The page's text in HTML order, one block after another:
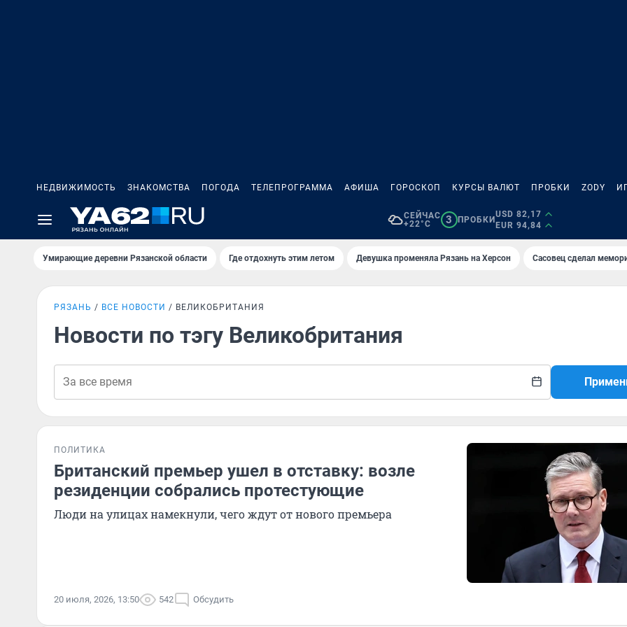
НЕДВИЖИМОСТЬ ЗНАКОМСТВА ПОГОДА ТЕЛЕПРОГРАММА АФИША ГОРОСКОП КУРСЫ ВАЛЮТ ПРОБКИ ZODY
СЕЙЧАС
+22°C
3 ПРОБКИ
USD 82,17
EUR 94,84
Умирающие деревни Рязанской области Где отдохнуть этим летом Девушка променяла Рязань на Херсон Сасовец сделал
РЯЗАНЬ ВСЕ НОВОСТИ ВЕЛИКОБРИТАНИЯ
Новости по тэгу Великобритания
ПОЛИТИКА
Британский премьер ушел в отставку: возле
резиденции собрались протестующие
Люди на улицах намекнули, чего ждут от нового премьера
20 июля, 2026, 13:50 542 Обсудить